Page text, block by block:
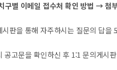
구별 이메일 접수처 확인 방법 → 첨
시판을 통해 자주하시는 질문의 답을
공고문을 확인하신 후 1:1 문의게시